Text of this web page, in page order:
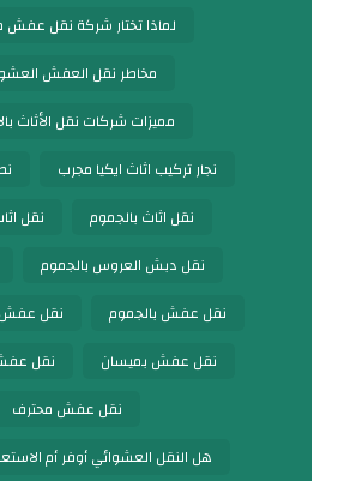
لماذا تختار شركة نقل عفش
مخاطر نقل العفش
مميزات شركات نقل الأثاث
نجار تركيب اثاث ايكيا مجرب
نقل اثاث بالجموم
نقل
نقل دبش العروس بالجموم
نقل عفش بالجموم
نقل عفش
نقل عفش بميسان
نقل
نقل عفش محترف
هل النقل العشوائي أوفر أم